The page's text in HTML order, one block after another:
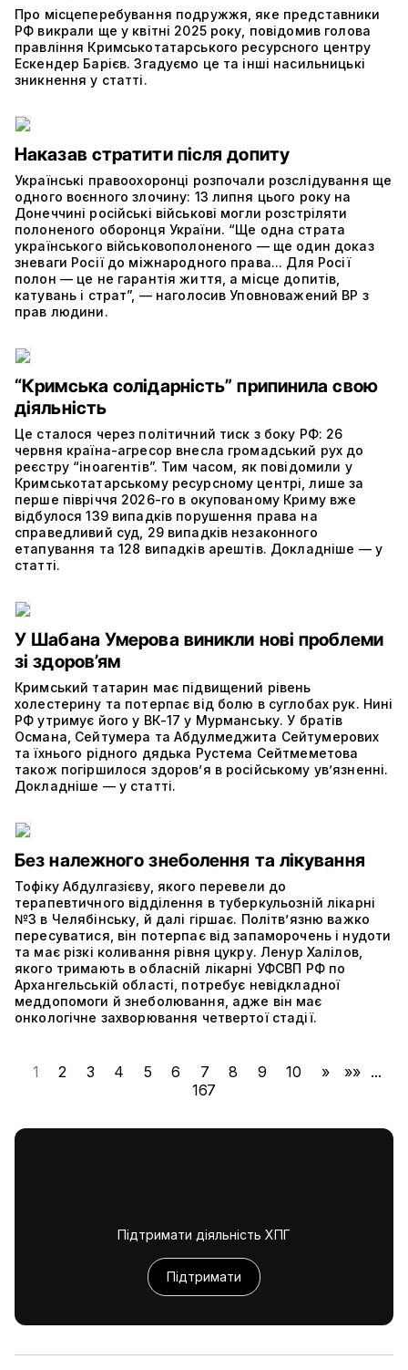
Про місцеперебування подружжя, яке представники
РФ викрали ще у квітні 2025 року, повідомив голова
правління Кримськотатарського ресурсного центру
Ескендер Барієв. Згадуємо це та інші насильницькі
зникнення у статті.
Наказав стратити після допиту
Українські правоохоронці розпочали розслідування ще
одного воєнного злочину: 13 липня цього року на
Донеччині російські військові могли розстріляти
полоненого оборонця України. “Ще одна страта
українського військовополоненого — ще один доказ
зневаги Росії до міжнародного права... Для Росії
полон — це не гарантія життя, а місце допитів,
катувань і страт”, — наголосив Уповноважений ВР з
прав людини.
“Кримська солідарність” припинила свою
діяльність
Це сталося через політичний тиск з боку РФ: 26
червня країна-агресор внесла громадський рух до
реєстру “іноагентів”. Тим часом, як повідомили у
Кримськотатарському ресурсному центрі, лише за
перше півріччя 2026-го в окупованому Криму вже
відбулося 139 випадків порушення права на
справедливий суд, 29 випадків незаконного
етапування та 128 випадків арештів. Докладніше — у
статті.
У Шабана Умерова виникли нові проблеми
зі здоров’ям
Кримський татарин має підвищений рівень
холестерину та потерпає від болю в суглобах рук. Нині
РФ утримує його у ВК-17 у Мурманську. У братів
Османа, Сейтумера та Абдулмеджита Сейтумерових
та їхнього рідного дядька Рустема Сейтмеметова
також погіршилося здоров’я в російському ув’язненні.
Докладніше — у статті.
Без належного знеболення та лікування
Тофіку Абдулгазієву, якого перевели до
терапевтичного відділення в туберкульозній лікарні
№3 в Челябінську, й далі гіршає. Політвʼязню важко
пересуватися, він потерпає від запаморочень і нудоти
та має різкі коливання рівня цукру. Ленур Халілов,
якого тримають в обласній лікарні УФСВП РФ по
Архангельській області, потребує невідкладної
меддопомоги й знеболювання, адже він має
онкологічне захворювання четвертої стадії.
1 2 3 4 5 6 7 8 9 10 » »» ...
167
Підтримати діяльність ХПГ
Підтримати